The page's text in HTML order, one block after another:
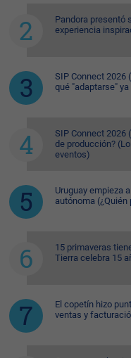
Pandora presentó
experiencia
SIP Connect 2026
qué "adaptarse"
SIP Connect 2026
de producción?
eventos)
Uruguay empieza
autónoma
15 primaveras
Tierra celebra 15
El copetín hizo
ventas y